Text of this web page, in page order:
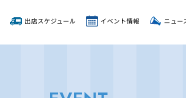
出店スケジュール イベント情報 ニュー